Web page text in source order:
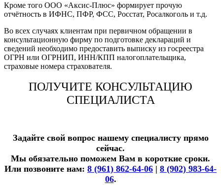
Кроме того ООО «Аксис-Плюс» формирует прочую
отчётность в ИФНС, ПФР, ФСС, Росстат, Росалкоголь и т.д.
Во всех случаях клиентам при первичном обращении в
консультационную фирму по подготовке деклараций и
сведений необходимо предоставить выписку из госреестра
ОГРН или ОГРНИП, ИНН/КПП налогоплательщика,
страховые номера страхователя.
ПОЛУЧИТЕ КОНСУЛЬТАЦИЮ
СПЕЦИАЛИСТА
Задайте свой вопрос нашему специалисту прямо
сейчас.
Мы обязательно поможем Вам в короткие сроки.
Или позвоните нам: 8 (961) 862-64-06 | 8 (902) 983-64-
06.